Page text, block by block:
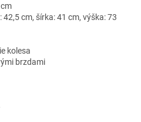
cm, šírka: 41 cm, výška: 73
kolesa
brzdami